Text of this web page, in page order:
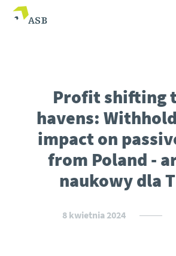
Profit shifting
havens:
impact on
from Poland -
naukowy dla
8 kwietnia 2024